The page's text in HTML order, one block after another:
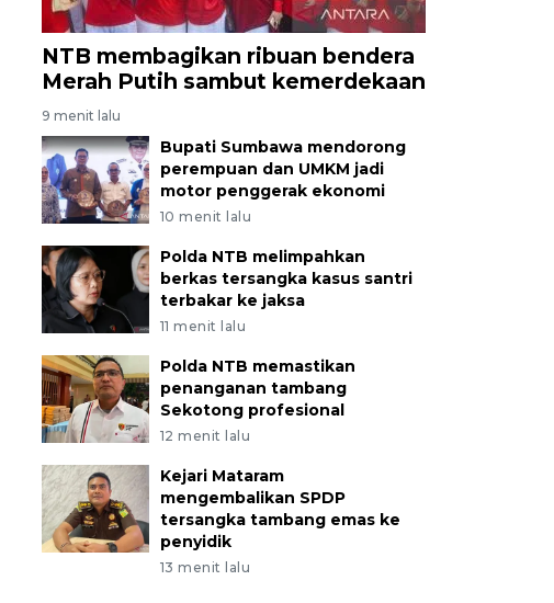
NTB membagikan ribuan bendera
Merah Putih sambut kemerdekaan
9 menit lalu
Bupati Sumbawa mendorong
perempuan dan UMKM jadi
motor penggerak ekonomi
10 menit lalu
Polda NTB melimpahkan
berkas tersangka kasus santri
terbakar ke jaksa
11 menit lalu
Polda NTB memastikan
penanganan tambang
Sekotong profesional
12 menit lalu
Kejari Mataram
mengembalikan SPDP
tersangka tambang emas ke
penyidik
13 menit lalu